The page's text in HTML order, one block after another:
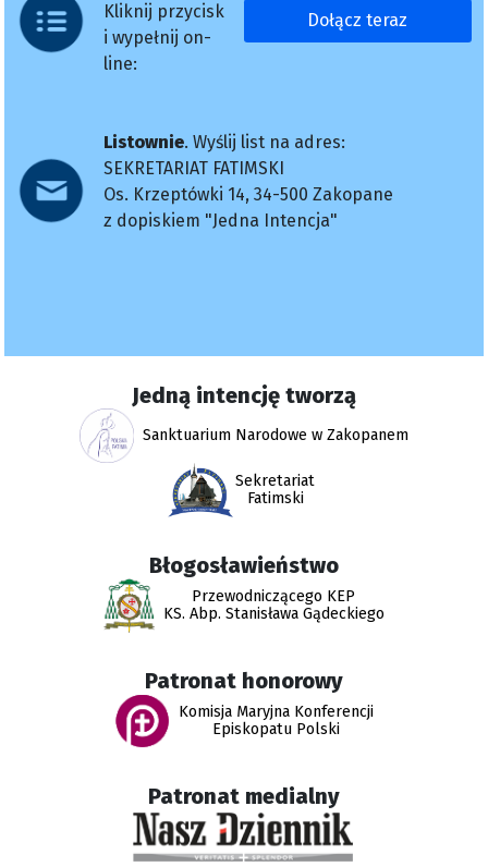
Kliknij przycisk
i wypełnij on-
line:
Dołącz teraz
Listownie. Wyślij list na adres:
SEKRETARIAT FATIMSKI
Os. Krzeptówki 14, 34-500 Zakopane
z dopiskiem "Jedna Intencja"
Jedną intencję tworzą
Sanktuarium Narodowe w Zakopanem
Sekretariat
Fatimski
Błogosławieństwo
Przewodniczącego KEP
KS. Abp. Stanisława Gądeckiego
Patronat honorowy
Komisja Maryjna Konferencji
Episkopatu Polski
Patronat medialny